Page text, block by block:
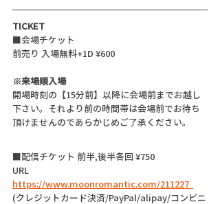
TICKET
■会場チケット
前売り 入場無料+1D ¥600
※来場順入場
開場時刻の【15分前】以降に会場前までお越し
下さい。それより前の時間帯は会場前でお待ち
頂けませんのであらかじめご了承ください。
■配信チケット 前半,後半各回 ¥750
URL
https://www.moonromantic.com/211227
(クレジットカード決済/PayPal/alipay/コンビニ